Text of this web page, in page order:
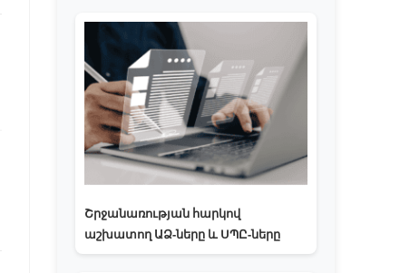
Շրջանառության հարկով
աշխատող ԱՁ-ները և ՍՊԸ-ները